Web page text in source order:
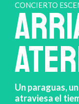
CONCIERTO
Un paraguas,
atraviesa el